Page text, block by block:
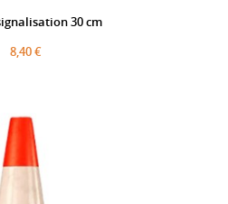
30 cm
8,40 €